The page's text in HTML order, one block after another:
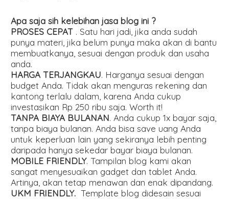
Apa saja sih kelebihan jasa blog ini ?
PROSES CEPAT . Satu hari jadi, jika anda sudah
punya materi, jika belum punya maka akan di bantu
membuatkanya, sesuai dengan produk dan usaha
anda.
HARGA TERJANGKAU. Harganya sesuai dengan
budget Anda. Tidak akan menguras rekening dan
kantong terlalu dalam, karena Anda cukup
investasikan Rp 250 ribu saja. Worth it!
TANPA BIAYA BULANAN. Anda cukup 1x bayar saja,
tanpa biaya bulanan. Anda bisa save uang Anda
untuk keperluan lain yang sekiranya lebih penting
daripada hanya sekedar bayar biaya bulanan.
MOBILE FRIENDLY. Tampilan blog kami akan
sangat menyesuaikan gadget dan tablet Anda.
Artinya, akan tetap menawan dan enak dipandang.
UKM FRIENDLY. Template blog didesain sesuai